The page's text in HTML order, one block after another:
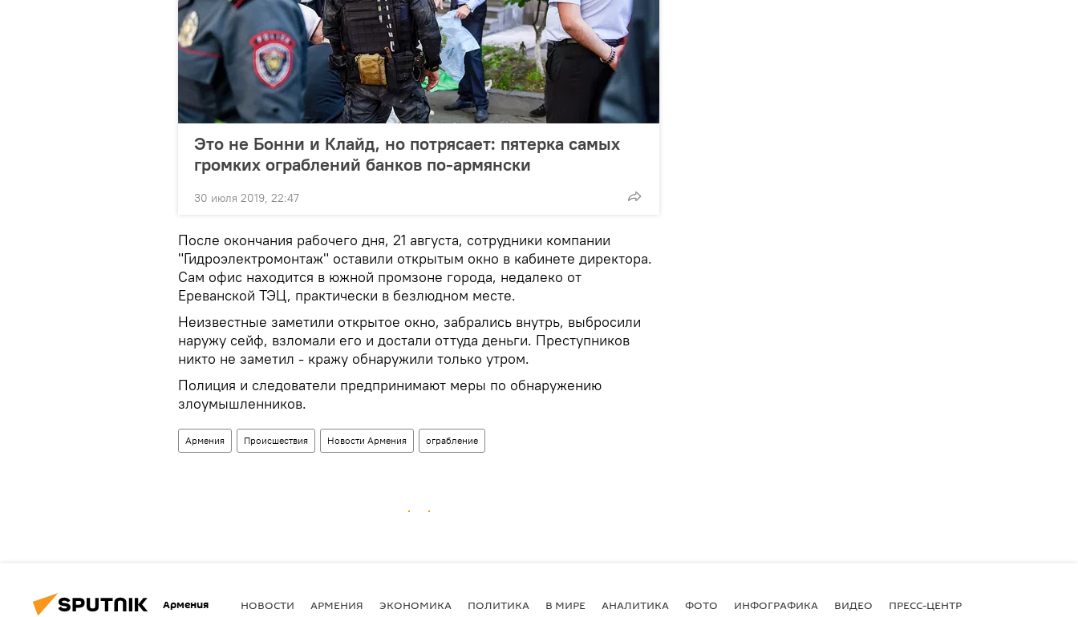
Это не Бонни и Клайд, но потрясает: пятерка самых
громких ограблений банков по-армянски
30 июля 2019, 22:47
После окончания рабочего дня, 21 августа, сотрудники компании
"Гидроэлектромонтаж" оставили открытым окно в кабинете директора.
Сам офис находится в южной промзоне города, недалеко от
Ереванской ТЭЦ, практически в безлюдном месте.
Неизвестные заметили открытое окно, забрались внутрь, выбросили
наружу сейф, взломали его и достали оттуда деньги. Преступников
никто не заметил - кражу обнаружили только утром.
Полиция и следователи предпринимают меры по обнаружению
злоумышленников.
Армения Происшествия Новости Армения ограбление
Армения НОВОСТИ АРМЕНИЯ ЭКОНОМИКА ПОЛИТИКА В МИРЕ АНАЛИТИКА ФОТО ИНФОГРАФИКА ВИДЕО ПРЕСС-ЦЕНТР